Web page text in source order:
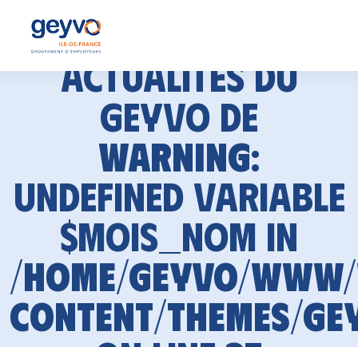
Actualités du
GEYVO de
Warning:
Undefined variable
$mois_nom in
/home/geyvo/
content/themes/